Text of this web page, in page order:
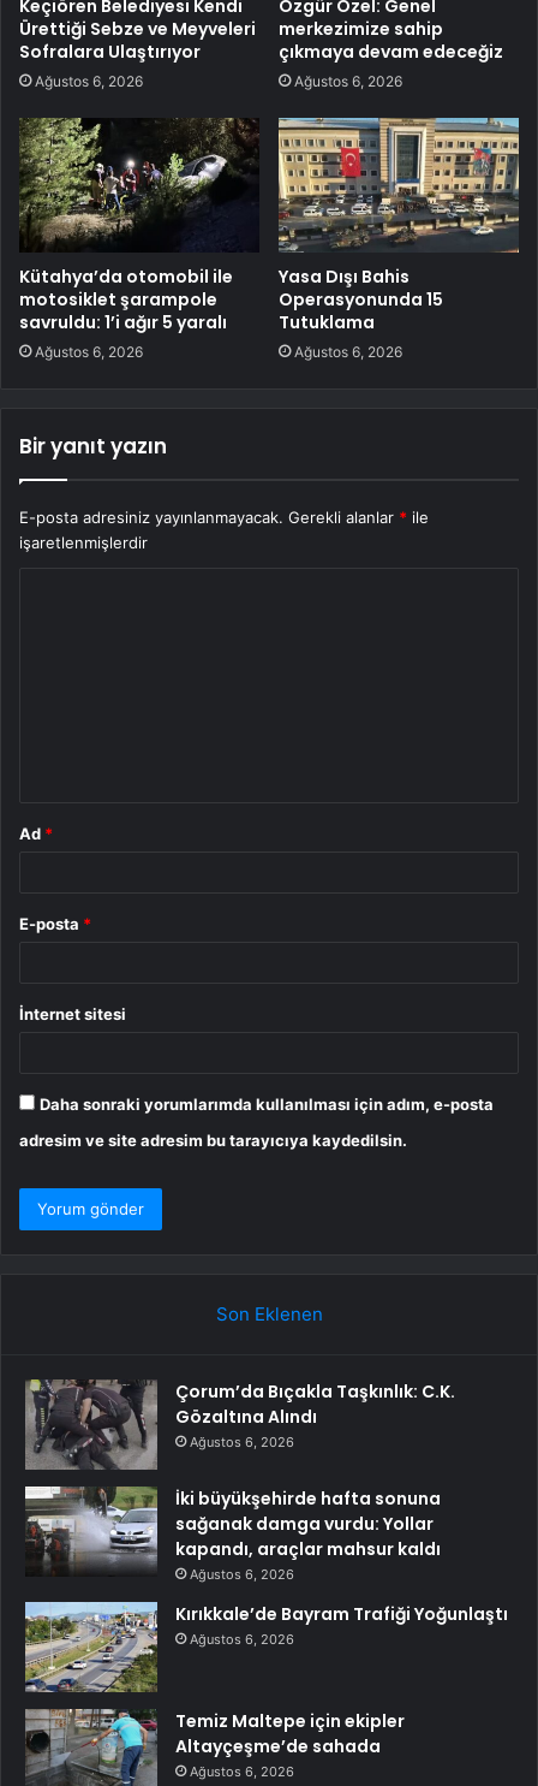
Keçiören Belediyesi Kendi
Ürettiği Sebze ve Meyveleri
Sofralara Ulaştırıyor
Ağustos 6, 2026
Özgür Özel: Genel
merkezimize sahip
çıkmaya devam edeceğiz
Ağustos 6, 2026
Kütahya’da otomobil ile
motosiklet şarampole
savruldu: 1’i ağır 5 yaralı
Ağustos 6, 2026
Yasa Dışı Bahis
Operasyonunda 15
Tutuklama
Ağustos 6, 2026
Bir yanıt yazın
E-posta adresiniz yayınlanmayacak. Gerekli alanlar * ile
işaretlenmişlerdir
Ad *
E-posta *
İnternet sitesi
Daha sonraki yorumlarımda kullanılması için adım, e-posta
adresim ve site adresim bu tarayıcıya kaydedilsin.
Son Eklenen
Çorum’da Bıçakla Taşkınlık: C.K.
Gözaltına Alındı
Ağustos 6, 2026
İki büyükşehirde hafta sonuna
sağanak damga vurdu: Yollar
kapandı, araçlar mahsur kaldı
Ağustos 6, 2026
Kırıkkale’de Bayram Trafiği Yoğunlaştı
Ağustos 6, 2026
Temiz Maltepe için ekipler
Altayçeşme’de sahada
Ağustos 6, 2026